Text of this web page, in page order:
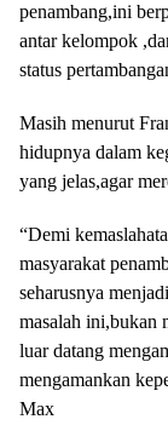
penambang,ini
antar kelompok
status
Masih menurut
hidupnya dalam
yang jelas,agar
“Demi
masyarakat
seharusnya
masalah ini,bukan
luar datang
mengamankan
Max